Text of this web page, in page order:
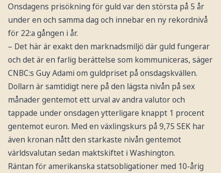
Onsdagens prisökning för guld var den största på 5 år
under en och samma dag och innebar en ny rekordnivå
för 22:a gången i år.
– Det här är exakt den marknadsmiljö där guld fungerar
och det är en farlig berättelse som kommuniceras, säger
CNBC:s Guy Adami om guldpriset på onsdagskvällen.
Dollarn är samtidigt nere på den lägsta nivån på sex
månader gentemot ett urval av andra valutor och
tappade under onsdagen ytterligare knappt 1 procent
gentemot euron. Med en växlingskurs på 9,75 SEK har
även kronan nått den starkaste nivån gentemot
världsvalutan sedan maktskiftet i Washington.
Räntan för amerikanska statsobligationer med 10-årig